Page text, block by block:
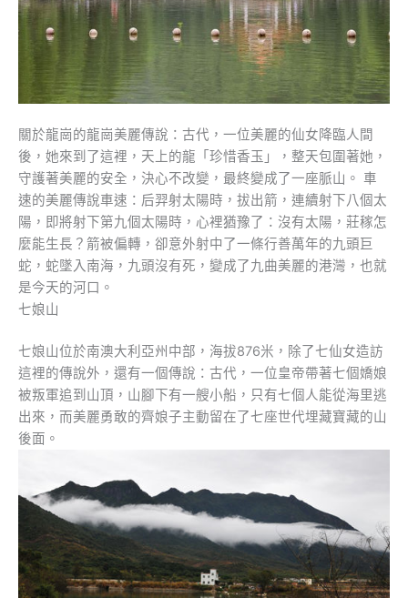
關於龍崗的龍崗美麗傳說：古代，一位美麗的仙女降臨人間
後，她來到了這裡，天上的龍「珍惜香玉」，整天包圍著她，
守護著美麗的安全，決心不改變，最終變成了一座脈山。 車
速的美麗傳說車速：后羿射太陽時，拔出箭，連續射下八個太
陽，即將射下第九個太陽時，心裡猶豫了：沒有太陽，莊稼怎
麼能生長？箭被偏轉，卻意外射中了一條行善萬年的九頭巨
蛇，蛇墜入南海，九頭沒有死，變成了九曲美麗的港灣，也就
是今天的河口。
七娘山
七娘山位於南澳大利亞州中部，海拔876米，除了七仙女造訪
這裡的傳說外，還有一個傳說：古代，一位皇帝帶著七個嬌娘
被叛軍追到山頂，山腳下有一艘小船，只有七個人能從海里逃
出來，而美麗勇敢的齊娘子主動留在了七座世代埋藏寶藏的山
後面。